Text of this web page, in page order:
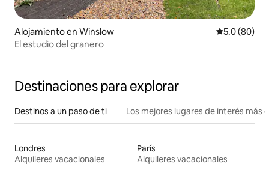
Alojamiento en Winslow Calificación
5.0 (80)
El estudio del granero
Destinaciones para explorar
Destinos a un paso de ti Los mejores lugares de interés más
Londres
Alquileres vacacionales
París
Alquileres vacacionales